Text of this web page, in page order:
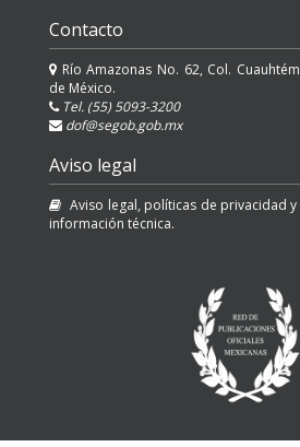
Contacto
Río Amazonas No. 62, Col.
de México.
Tel. (55) 5093-3200
dof@segob.gob.mx
Aviso legal
Aviso legal, políticas de privacidad
información técnica.